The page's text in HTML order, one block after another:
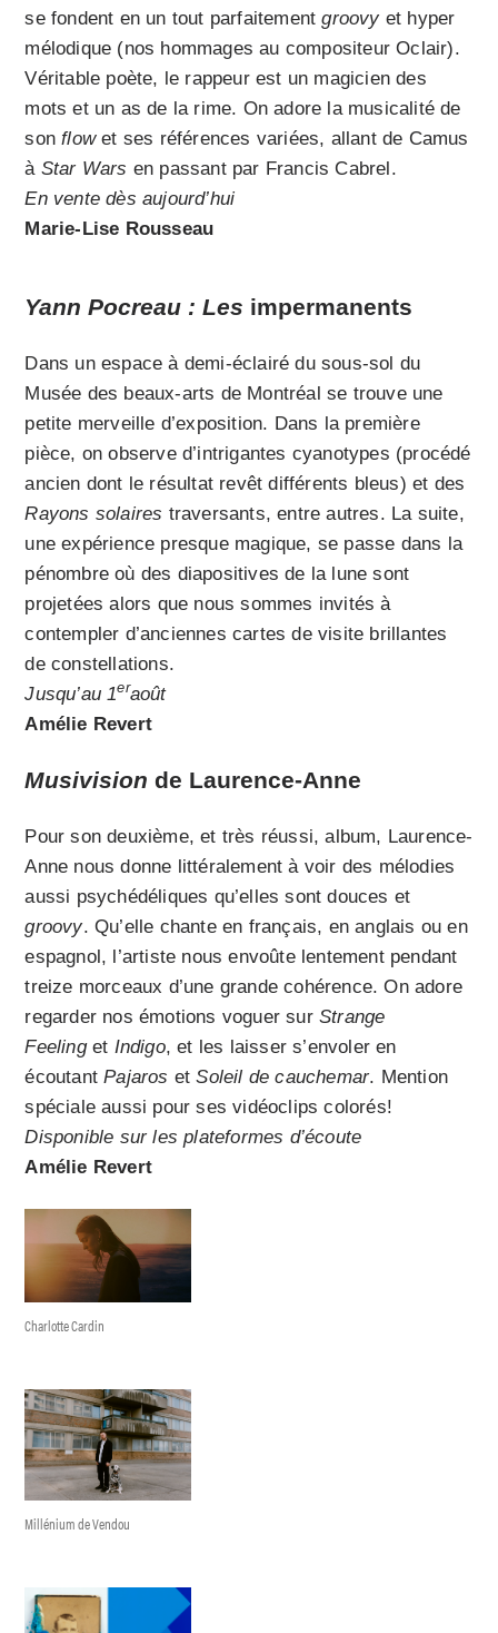
se fondent en un tout parfaitementgroovy et hyper
mélodique (nos hommages au compositeur Oclair).
Véritable poète, le rappeur est un magicien des
mots et un as de la rime. On adore la musicalité de
sonflowet ses références variées, allant de Camus
à Star Wars en passant par Francis Cabrel.
En vente dès aujourd’hui
Marie-Lise Rousseau
Yann Pocreau : Les impermanents
Dans un espace à demi-éclairé du sous-sol du
Musée des beaux-arts de Montréal se trouve une
petite merveille d’exposition. Dans la première
pièce, on observe d’intrigantes cyanotypes (procédé
ancien dont le résultat revêt différents bleus) et des
Rayons solaires traversants, entre autres. La suite,
une expérience presque magique, se passe dans la
pénombre où des diapositives de la lune sont
projetées alors que nous sommes invités à
contempler d’anciennes cartes de visite brillantes
de constellations.
Jusqu’au 1eraoût
Amélie Revert
Musivision de Laurence-Anne
Pour son deuxième, et très réussi, album, Laurence-
Anne nous donne littéralement à voir des mélodies
aussi psychédéliques qu’elles sont douces et
groovy. Qu’elle chante en français, en anglais ou en
espagnol, l’artiste nous envoûte lentement pendant
treize morceaux d’une grande cohérence. On adore
regarder nos émotions voguer surStrange
Feelinget Indigo, et les laisser s’envoler en
écoutantPajaros etSoleil de cauchemar. Mention
spéciale aussi pour ses vidéoclips colorés!
Disponible sur les plateformes d’écoute
Amélie Revert
Charlotte Cardin
Millénium de Vendou